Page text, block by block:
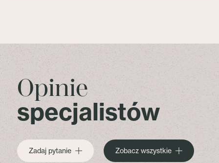
Opinie
specjalistów
Zadaj pytanie Zobacz wszystkie